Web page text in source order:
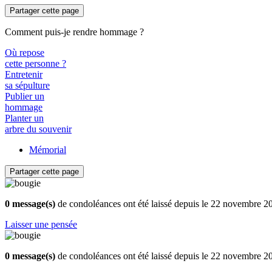
Partager cette page
Comment puis-je rendre hommage ?
Où repose
cette personne ?
Entretenir
sa sépulture
Publier un
hommage
Planter un
arbre du souvenir
Mémorial
Partager cette page
0 message(s) de condoléances ont été laissé depuis le 22 novembre
Laisser une pensée
0 message(s) de condoléances ont été laissé depuis le 22 novembre